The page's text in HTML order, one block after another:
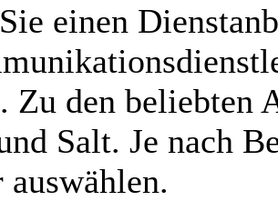
einen
Zu den beliebten
Salt. Je nach